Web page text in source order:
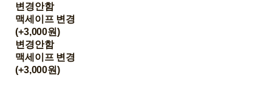
변경안함
맥세이프 변경
(+3,000원)
변경안함
맥세이프 변경
(+3,000원)